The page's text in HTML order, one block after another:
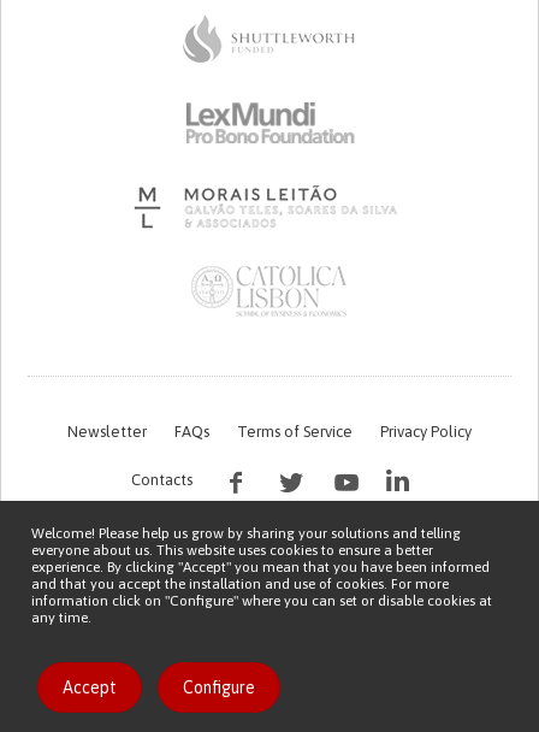
Newsletter FAQs Terms of Service Privacy Policy
Contacts
Copyright © 2026 Patient Innovation.
Welcome! Please help us grow by sharing your solutions and telling
everyone about us. This website uses cookies to ensure a better
experience. By clicking "Accept" you mean that you have been informed
and that you accept the installation and use of cookies. For more
information click on "Configure" where you can set or disable cookies at
any time.
Accept Configure